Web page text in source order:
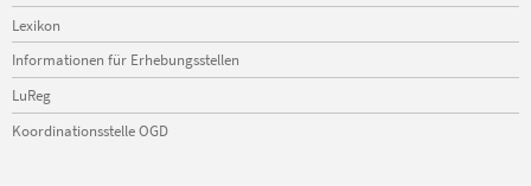
Lexikon
Informationen für Erhebungsstellen
LuReg
Koordinationsstelle OGD